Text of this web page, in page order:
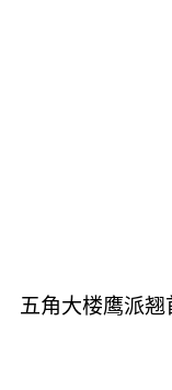
五角大楼鹰派